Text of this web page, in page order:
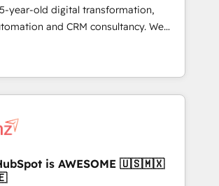
profile. Our services: -
HubSpot CMS website
run your
- Build stronger
year-old digital transformation,
and CRM consultancy. We
and enterprise clients to
return from digital and fuel their
are causing inefficiencies, improve
Key services: • CRM
/ Web Development • RevOps &
• Marketing Automation What
is AWESOME 🇺🇸🇲🇽